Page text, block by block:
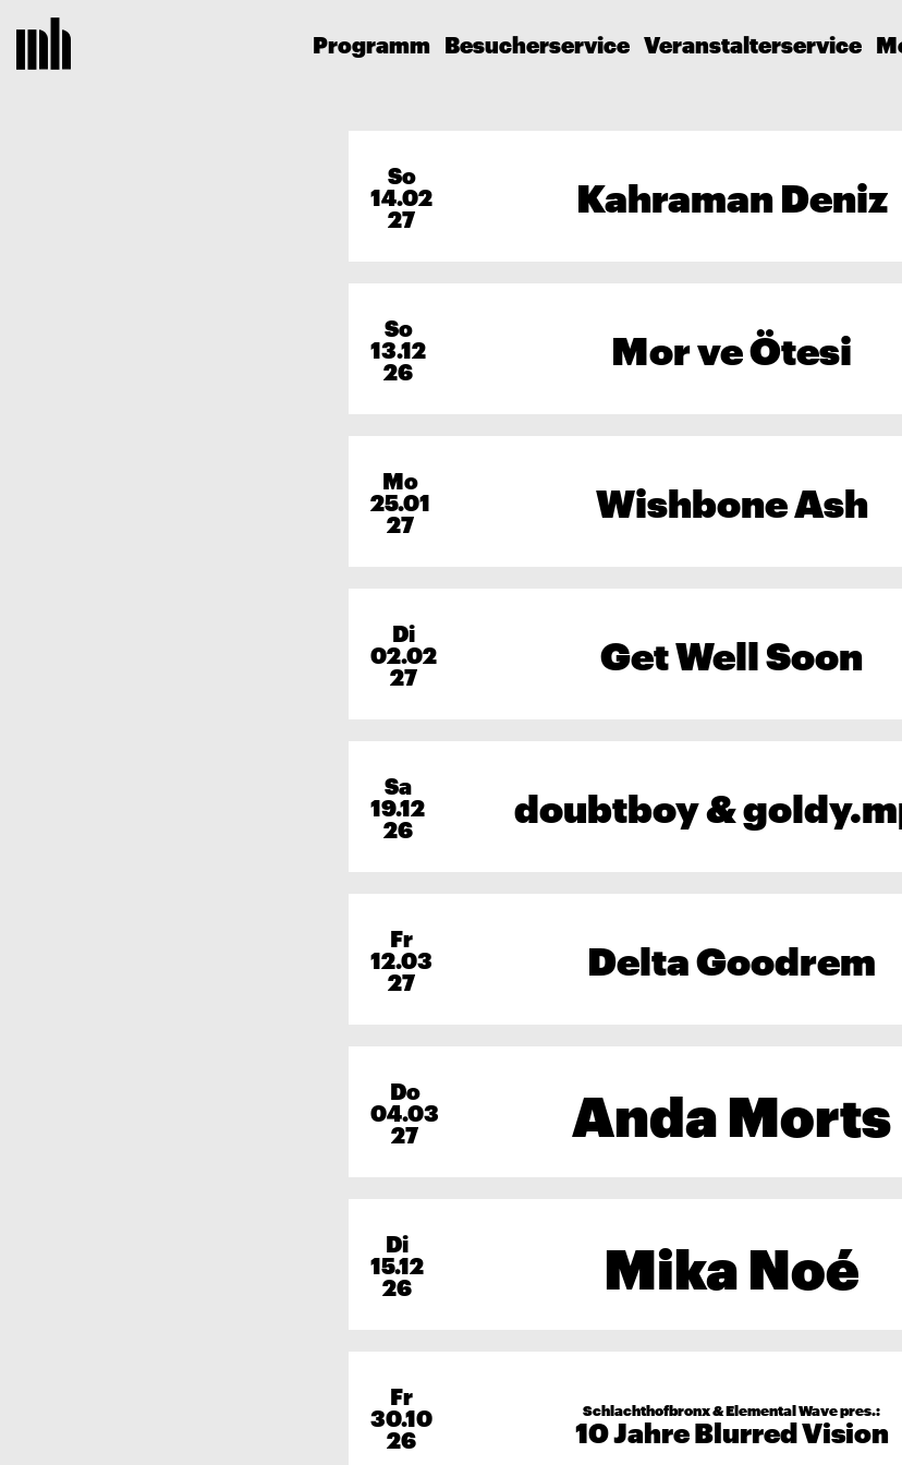
Programm Besucherservice Veranstalterservice
So
14.02
27 Kahraman Deniz
So
13.12
26 Mor ve Ötesi
Mo
25.01
27 Wishbone Ash
Di
02.02
27 Get Well Soon
Sa
19.12
26 doubtboy &
Fr
12.03
27 Delta Goodrem
Do
04.03
27 Anda Morts
Di
15.12
26 Mika Noé
Fr
30.10
26
Schlachthofbronx & Elemental Wave pres.:
10 Jahre Blurred Vision